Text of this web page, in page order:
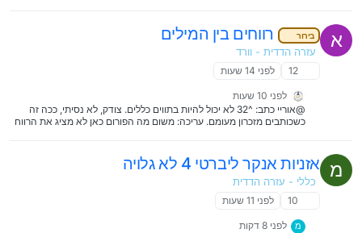
א בירור רווחים בין המילים
עזרה הדדית - וורד
12
לפני 14 שעות
לפני 10 שעות
@אוריי כתב: ^32 לא יכול להיות בתווים כללים. צודק, לא נסיתי, ככה זה
כשכותבים מזכרון מעומם. עריכה: משום מה הפורום כאן לא מציג את הרווח
With Selection.Find .ClearFormatting
.Replacement.ClearFormatting .Text = " {2,}" .Replacement.Text
Replace:=wdReplaceAll End With End Sub בהצלחה
מ אזניות אנקר ליברטי 4 לא גלויה
כללי - עזרה הדדית
10
לפני 11 שעות
מ
לפני 8 דקות